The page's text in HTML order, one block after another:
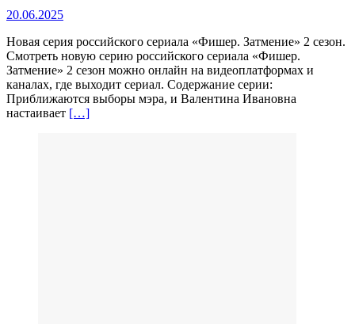
20.06.2025
Новая серия российского сериала «Фишер. Затмение» 2 сезон.
Смотреть новую серию российского сериала «Фишер.
Затмение» 2 сезон можно онлайн на видеоплатформах и
каналах, где выходит сериал. Содержание серии:
Приближаются выборы мэра, и Валентина Ивановна
настаивает […]